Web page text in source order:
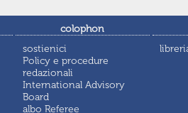
colophon
sostienici
Policy e procedure
redazionali
International Advisory
Board
albo Referee